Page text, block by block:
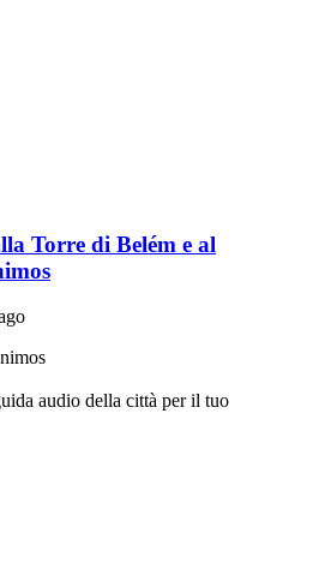
Torre di Belém e al
audio della città per il tuo